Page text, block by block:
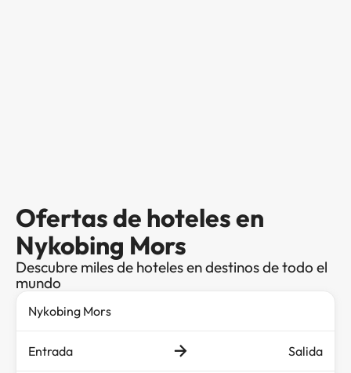
Ofertas de hoteles en
Nykobing Mors
Descubre miles de hoteles en destinos de todo el
mundo
Entrada Salida